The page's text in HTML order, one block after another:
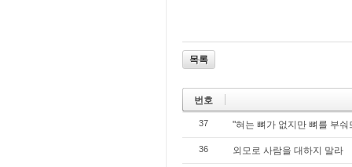
목록
번호
37 "혀는 뼈가 없지만 뼈를 부숴
36 외모로 사람을 대하지 말라